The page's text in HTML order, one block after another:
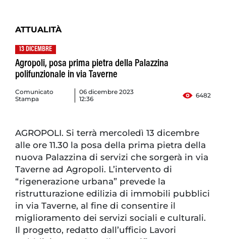
ATTUALITÀ
13 DICEMBRE
Agropoli, posa prima pietra della Palazzina
polifunzionale in via Taverne
Comunicato
Stampa
06 dicembre 2023
12:36
6482
AGROPOLI. Si terrà mercoledì 13 dicembre
alle ore 11.30 la posa della prima pietra della
nuova Palazzina di servizi che sorgerà in via
Taverne ad Agropoli. L’intervento di
“rigenerazione urbana” prevede la
ristrutturazione edilizia di immobili pubblici
in via Taverne, al fine di consentire il
miglioramento dei servizi sociali e culturali.
Il progetto, redatto dall’ufficio Lavori